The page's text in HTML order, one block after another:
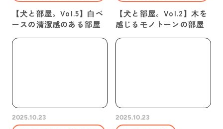
【犬と部屋。Vol.5】白ベ
ースの清潔感のある部屋
【犬と部屋。Vol.2】木を
感じるモノトーンの部屋
2025.10.23 2025.10.23